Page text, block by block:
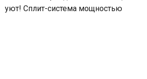
уют! Сплит-система мощностью